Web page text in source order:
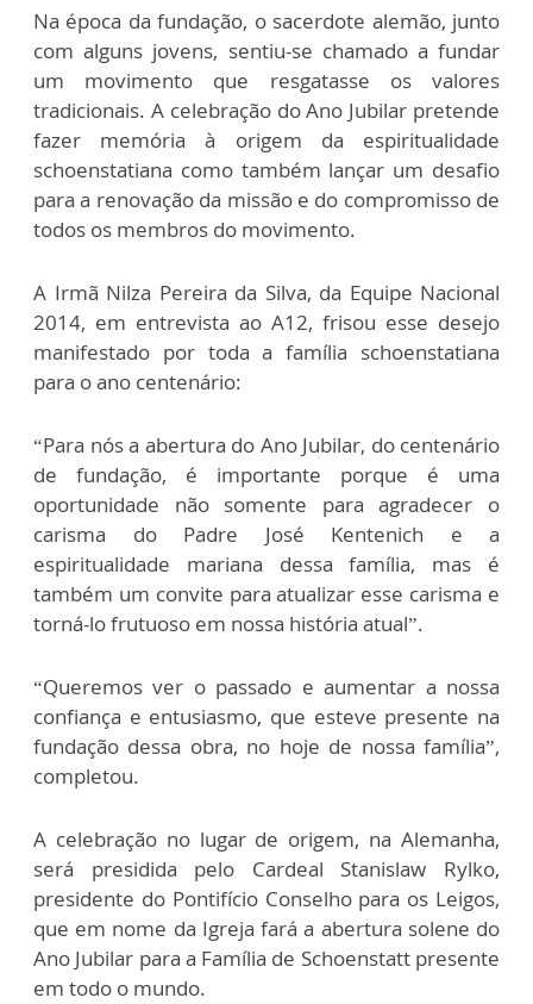
Na época da fundação, o sacerdote alemão, junto
com alguns jovens, sentiu-se chamado a fundar
um movimento que resgatasse os valores
tradicionais. A celebração do Ano Jubilar pretende
fazer memória à origem da espiritualidade
schoenstatiana como também lançar um desafio
para a renovação da missão e do compromisso de
todos os membros do movimento.
A Irmã Nilza Pereira da Silva, da Equipe Nacional
2014, em entrevista ao A12, frisou esse desejo
manifestado por toda a família schoenstatiana
para o ano centenário:
“Para nós a abertura do Ano Jubilar, do centenário
de fundação, é importante porque é uma
oportunidade não somente para agradecer o
carisma do Padre José Kentenich e a
espiritualidade mariana dessa família, mas é
também um convite para atualizar esse carisma e
torná-lo frutuoso em nossa história atual”.
“Queremos ver o passado e aumentar a nossa
confiança e entusiasmo, que esteve presente na
fundação dessa obra, no hoje de nossa família”,
completou.
A celebração no lugar de origem, na Alemanha,
será presidida pelo Cardeal Stanislaw Rylko,
presidente do Pontifício Conselho para os Leigos,
que em nome da Igreja fará a abertura solene do
Ano Jubilar para a Família de Schoenstatt presente
em todo o mundo.